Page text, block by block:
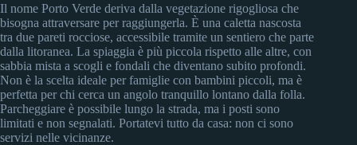
Il nome Porto Verde deriva dalla vegetazione rigogliosa che
bisogna attraversare per raggiungerla. È una caletta nascosta
tra due pareti rocciose, accessibile tramite un sentiero che parte
dalla litoranea. La spiaggia è più piccola rispetto alle altre, con
sabbia mista a scogli e fondali che diventano subito profondi.
Non è la scelta ideale per famiglie con bambini piccoli, ma è
perfetta per chi cerca un angolo tranquillo lontano dalla folla.
Parcheggiare è possibile lungo la strada, ma i posti sono
limitati e non segnalati. Portatevi tutto da casa: non ci sono
servizi nelle vicinanze.